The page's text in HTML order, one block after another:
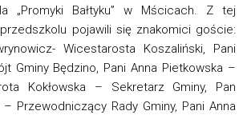
„Promyki Bałtyku” w Mścicach. Z tej
pojawili się znakomici goście:
Wicestarosta Koszaliński, Pani
Gminy Będzino, Pani Anna Pietkowska –
Kokłowska – Sekretarz Gminy, Pan
Przewodniczący Rady Gminy, Pani Anna